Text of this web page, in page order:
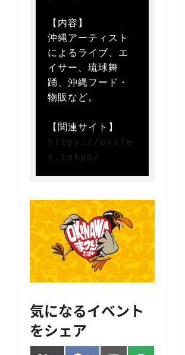
【内容】
沖縄アーティスト
によるライブ、エ
イサー、琉球舞
踊、沖縄フード・
物販など。
https://okife
s.tokyo/
気になるイベント
をシェア